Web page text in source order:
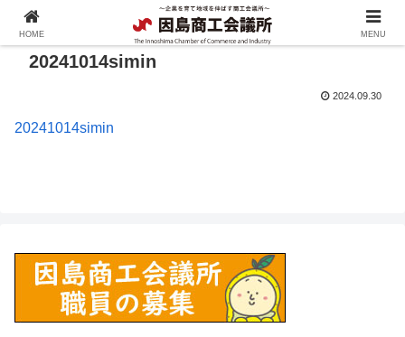
20241014simin
2024.09.30
20241014simin
HOME MENU